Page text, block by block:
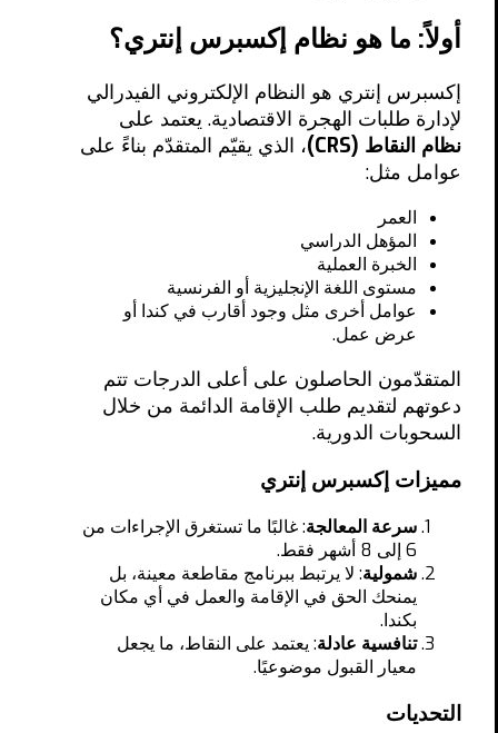
أولاً: ما هو نظام إكسبرس إنتري؟
إكسبرس إنتري هو النظام الإلكتروني الفيدرالي
لإدارة طلبات الهجرة الاقتصادية. يعتمد على
نظام النقاط (CRS)
، الذي يقيّم المتقدّم بناءً على
عوامل مثل:
العمر
المؤهل الدراسي
الخبرة العملية
مستوى اللغة الإنجليزية أو الفرنسية ️
عوامل أخرى مثل وجود أقارب في كندا أو
عرض عمل.
المتقدّمون الحاصلون على أعلى الدرجات تتم
دعوتهم لتقديم طلب الإقامة الدائمة من خلال
السحوبات الدورية.
مميزات إكسبرس إنتري
سرعة المعالجة: غالبًا ما تستغرق الإجراءات من
6 إلى 8 أشهر فقط.
شمولية: لا يرتبط ببرنامج مقاطعة معينة، بل
يمنحك الحق في الإقامة والعمل في أي مكان
بكندا.
تنافسية عادلة: يعتمد على النقاط، ما يجعل
معيار القبول موضوعيًا.
التحديات